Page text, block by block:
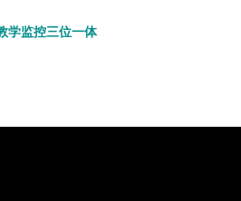
学监控三位一体